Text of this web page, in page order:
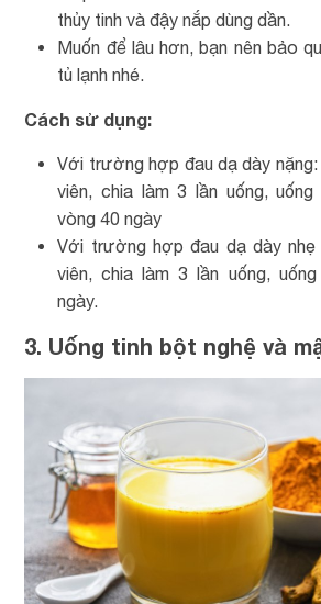
thủy tinh và đậy nắp dùng dần.
Muốn để lâu hơn, bạn nên bảo
tủ lạnh nhé.
Cách sử dụng:
Với trường hợp đau dạ dày
viên, chia làm 3 lần uống,
vòng 40 ngày
Với trường hợp đau dạ dày nhẹ
viên, chia làm 3 lần uống,
ngày.
3. Uống tinh bột nghệ và